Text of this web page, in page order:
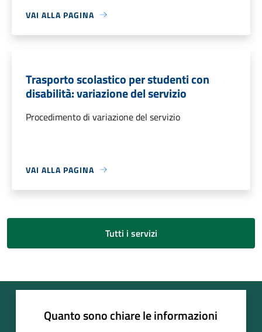
VAI ALLA PAGINA
Trasporto scolastico per studenti con
disabilità: variazione del servizio
Procedimento di variazione del servizio
VAI ALLA PAGINA
Tutti i servizi
Quanto sono chiare le informazioni